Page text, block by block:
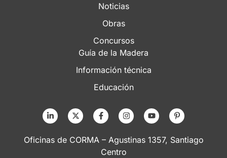
Noticias
Obras
Concursos
Guía de la Madera
Información técnica
Educación
Oficinas de CORMA – Agustinas 1357, Santiago
Centro